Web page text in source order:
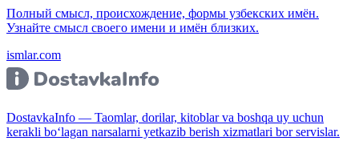
Полный смысл, происхождение, формы узбекских имён.
Узнайте смысл своего имени и имён близких.
ismlar.com
DostavkaInfo — Taomlar, dorilar, kitoblar va boshqa uy uchun
kerakli bo‘lagan narsalarni yetkazib berish xizmatlari bor servislar.